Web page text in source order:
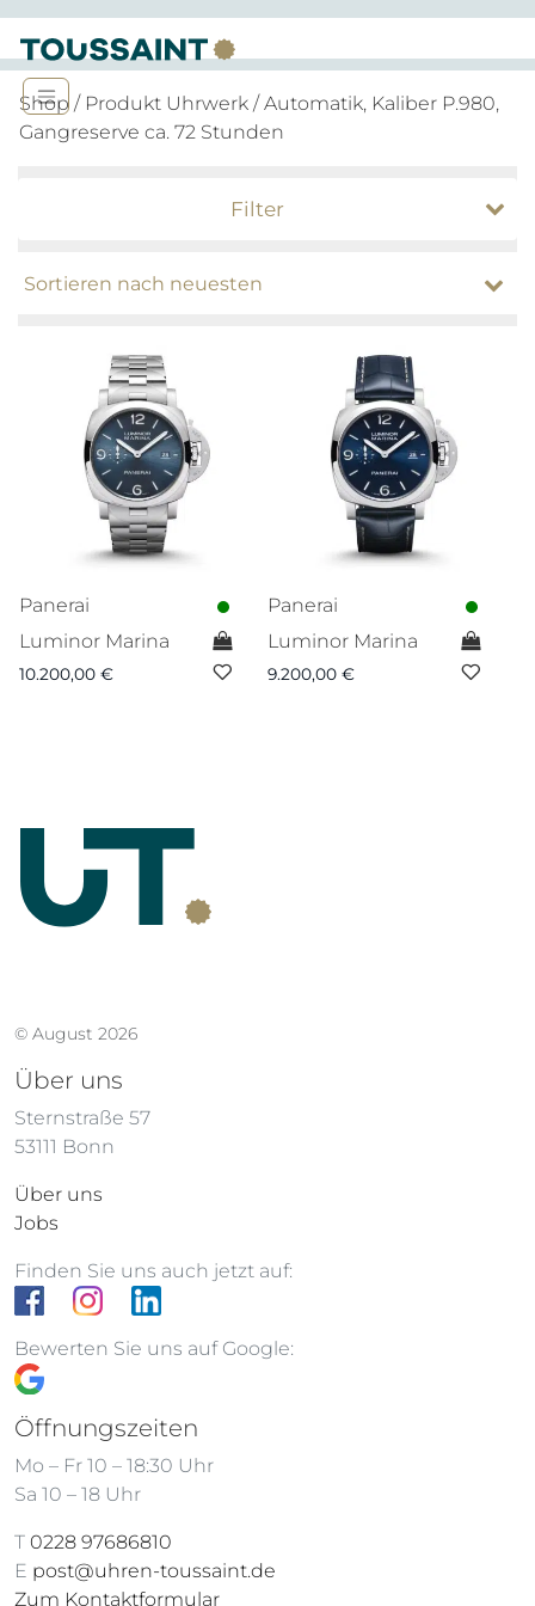
Shop / Produkt Uhrwerk / Automatik, Kaliber P.980,
Gangreserve ca. 72 Stunden
Filter
Panerai
Luminor Marina
10.200,00 €
Panerai
Luminor Marina
9.200,00 €
© August 2026
Über uns
Sternstraße 57
53111 Bonn
Über uns
Jobs
Finden Sie uns auch jetzt auf:
Bewerten Sie uns auf Google:
Öffnungszeiten
Mo – Fr 10 – 18:30 Uhr
Sa 10 – 18 Uhr
T 0228 97686810
E post@uhren-toussaint.de
Zum Kontaktformular